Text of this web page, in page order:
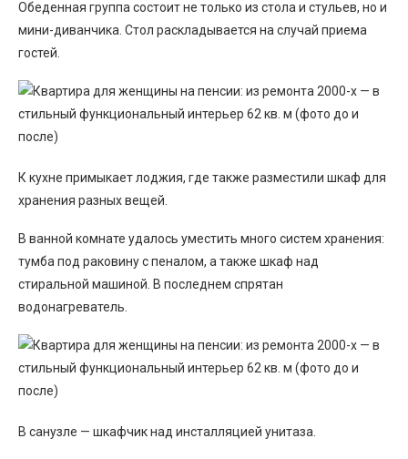
Обеденная группа состоит не только из стола и стульев, но и
мини-диванчика. Стол раскладывается на случай приема
гостей.
К кухне примыкает лоджия, где также разместили шкаф для
хранения разных вещей.
В ванной комнате удалось уместить много систем хранения:
тумба под раковину с пеналом, а также шкаф над
стиральной машиной. В последнем спрятан
водонагреватель.
В санузле — шкафчик над инсталляцией унитаза.